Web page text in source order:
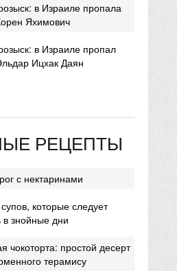
в Израиле пропала
Яхимович
в Израиле пропал
Ицхак Даян
РЕЦЕПТЫ
с нектаринами
которые следует
в знойные дни
чокоторта: простой десерт
терамису